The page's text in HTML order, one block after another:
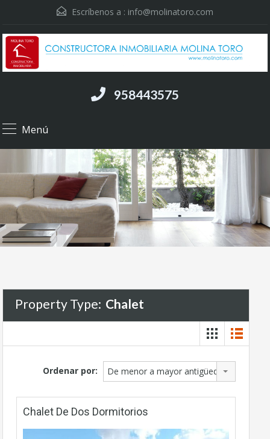
Escríbenos a : info@molinatoro.com
958443575
Menú
Property Type: Chalet
Ordenar por: De menor a mayor antigüedad
Chalet De Dos Dormitorios